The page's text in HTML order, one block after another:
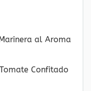
al Aroma
Confitado